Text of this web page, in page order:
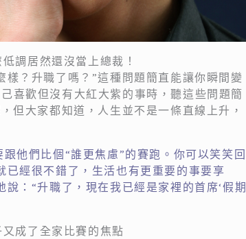
調居然還沒當上總裁！
？升職了嗎？”這種問題簡直能讓你瞬間變
喜歡但沒有大紅大紫的事時，聽這些問題簡
但大家都知道，人生並不是一條直線上升，
他們比個“誰更焦慮”的賽跑。你可以笑笑回
已經很不錯了，生活也有更重要的事要享
：“升職了，現在我已經是家裡的首席‘假期
成了全家比賽的焦點